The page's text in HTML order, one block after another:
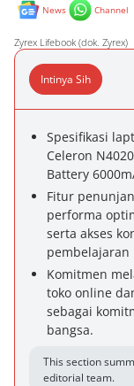
News Channel
Zyrex Lifebook (dok. Zyrex)
Intinya Sih
Spesifikasi
Celeron
Battery
Fitur
performa
serta akses
pembelajaran
Komitmen
toko online
sebagai
bangsa.
This section
editorial team.